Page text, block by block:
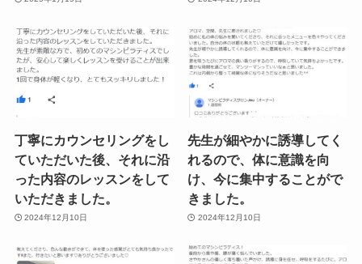
丁寧にカウンセリングをし
ていただいた後、それに沿
った内容のレッスンをして
いただきました。
2024年12月10日
先生が細やかに誘導してく
れるので、体に意識を向
け、今に集中することがで
きました。
2024年12月10日